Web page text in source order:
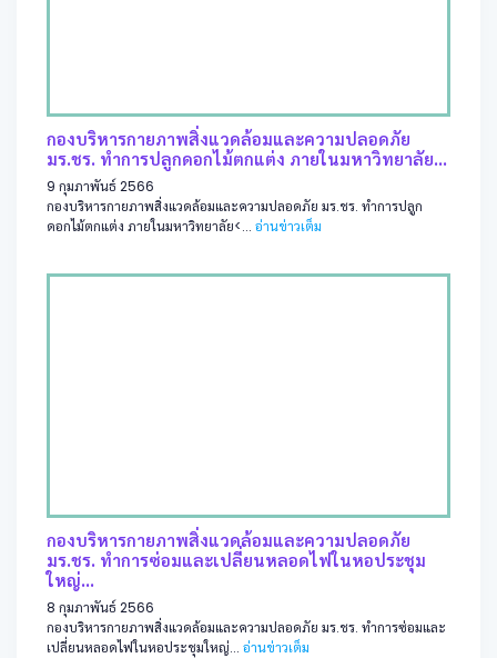
กองบริหารกายภาพสิ่งแวดล้อมและความปลอดภัย
มร.ชร. ทำการปลูกดอกไม้ตกแต่ง ภายในมหาวิทยาลัย...
9 กุมภาพันธ์ 2566
กองบริหารกายภาพสิ่งแวดล้อมและความปลอดภัย มร.ชร. ทำการปลูก
ดอกไม้ตกแต่ง ภายในมหาวิทยาลัย<... อ่านข่าวเต็ม
กองบริหารกายภาพสิ่งแวดล้อมและความปลอดภัย
มร.ชร. ทำการซ่อมและเปลี่ยนหลอดไฟในหอประชุม
ใหญ่...
8 กุมภาพันธ์ 2566
กองบริหารกายภาพสิ่งแวดล้อมและความปลอดภัย มร.ชร. ทำการซ่อมและ
เปลี่ยนหลอดไฟในหอประชุมใหญ่... อ่านข่าวเต็ม